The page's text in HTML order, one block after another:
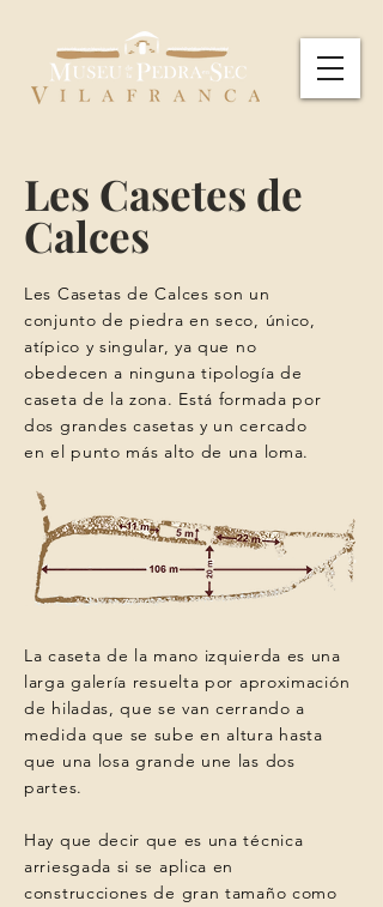
Les Casetes de
Calces
Les Casetas de Calces son un
conjunto de piedra en seco, único,
atípico y singular, ya que no
obedecen a ninguna tipología de
caseta de la zona. Está formada por
dos grandes casetas y un cercado
en el punto más alto de una loma.
La caseta de la mano izquierda es una
larga galería resuelta por aproximación
de hiladas, que se van cerrando a
medida que se sube en altura hasta
que una losa grande une las dos
partes.
Hay que decir que es una técnica
arriesgada si se aplica en
construcciones de gran tamaño como